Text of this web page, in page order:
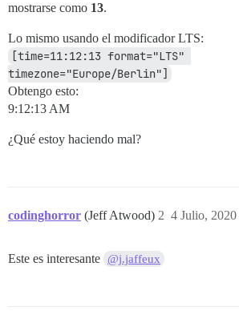
mostrarse como 13.
Lo mismo usando el modificador LTS:
[time=11:12:13 format="LTS"
timezone="Europe/Berlin"]
Obtengo esto:
9:12:13 AM
¿Qué estoy haciendo mal?
codinghorror (Jeff Atwood) 4 Julio,
2
Este es interesante @j.jaffeux